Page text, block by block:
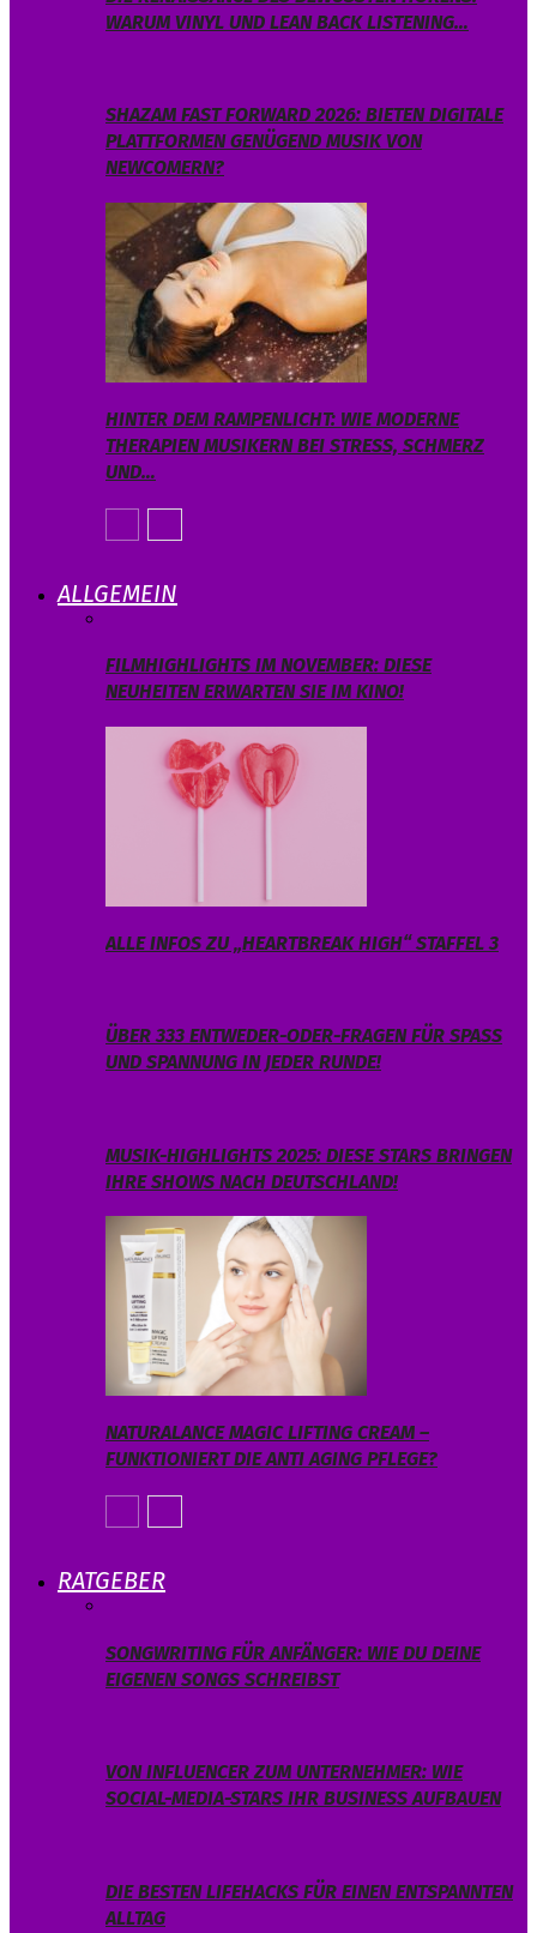
WARUM VINYL UND LEAN BACK LISTENING…
SHAZAM FAST FORWARD 2026: BIETEN DIGITALE
PLATTFORMEN GENÜGEND MUSIK VON
NEWCOMERN?
HINTER DEM RAMPENLICHT: WIE MODERNE
THERAPIEN MUSIKERN BEI STRESS, SCHMERZ
UND…
ALLGEMEIN
FILMHIGHLIGHTS IM NOVEMBER: DIESE
NEUHEITEN ERWARTEN SIE IM KINO!
ALLE INFOS ZU „HEARTBREAK HIGH“ STAFFEL 3
ÜBER 333 ENTWEDER-ODER-FRAGEN FÜR SPASS U
ND SPANNUNG IN JEDER RUNDE!
MUSIK-HIGHLIGHTS 2025: DIESE STARS BRINGEN
IHRE SHOWS NACH DEUTSCHLAND!
NATURALANCE MAGIC LIFTING CREAM –
FUNKTIONIERT DIE ANTI AGING PFLEGE?
RATGEBER
SONGWRITING FÜR ANFÄNGER: WIE DU DEINE
EIGENEN SONGS SCHREIBST
VON INFLUENCER ZUM UNTERNEHMER: WIE
SOCIAL-MEDIA-STARS IHR BUSINESS AUFBAUEN
DIE BESTEN LIFEHACKS FÜR EINEN ENTSPANNTEN
ALLTAG